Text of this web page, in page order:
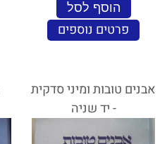
הוסף לסל
פרטים נוספים
אבנים טובות ומיני סדקית
- יד שניה